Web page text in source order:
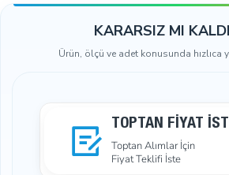
KARARSIZ MI
Ürün, ölçü ve adet konusunda hızlıca
TOPTAN FIYAT
Toptan Alımlar İçin
Fiyat Teklifi İste